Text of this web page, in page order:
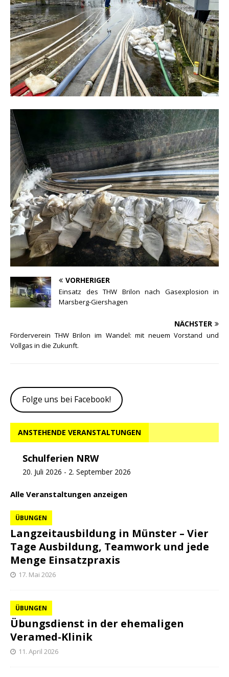
VORHERIGER
Einsatz des THW Brilon nach Gasexplosion in
Marsberg-Giershagen
NÄCHSTER
Förderverein THW Brilon im Wandel: mit neuem Vorstand und
Vollgas in die Zukunft.
Folge uns bei Facebook!
ANSTEHENDE VERANSTALTUNGEN
Schulferien NRW
20. Juli 2026 - 2. September 2026
Alle Veranstaltungen anzeigen
Langzeitausbildung in Münster – Vier
Tage Ausbildung, Teamwork und jede
Menge Einsatzpraxis
ÜBUNGEN
17. Mai 2026
Übungsdienst in der ehemaligen
Veramed-Klinik
ÜBUNGEN
11. April 2026